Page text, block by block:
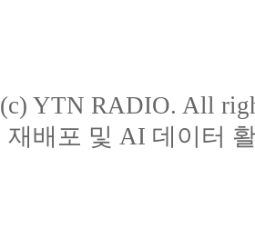
YTN RADIO. All
재배포 및 AI 데이터